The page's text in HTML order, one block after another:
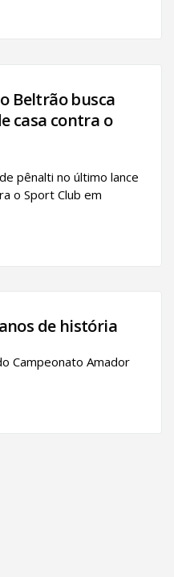
Beltrão busca
casa contra o
pênalti no último lance
o Sport Club em
de história
Campeonato Amador